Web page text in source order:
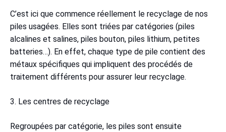
C’est ici que commence réellement le recyclage de nos
piles usagées. Elles sont triées par catégories (piles
alcalines et salines, piles bouton, piles lithium, petites
batteries…). En effet, chaque type de pile contient des
métaux spécifiques qui impliquent des procédés de
traitement différents pour assurer leur recyclage.
3. Les centres de recyclage
Regroupées par catégorie, les piles sont ensuite